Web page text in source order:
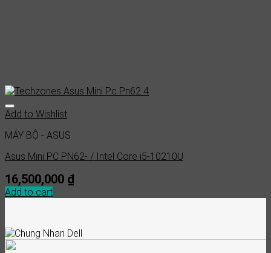
Add to Wishlist
MÁY BỘ - ASUS
Asus Mini PC PN62- / Intel Core i5-10210U
16,500,000 ₫
Add to cart